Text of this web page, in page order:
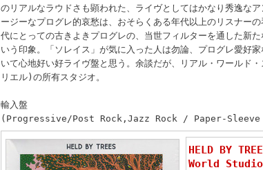
のリアルなラウドさも顕われた、ライヴとしてはかなり秀逸な
ージーなプログレ的哀愁は、おそらくある年代以上のリスナー
代にとっての古きよきプログレの、当世フィルターを通した新
いう印象。「ソレイス」が気に入った人は勿論、プログレ愛好
いて心地好い好ライヴ盤と思う。余談だが、リアル・ワールド
リエル)の所有スタジオ。
輸入盤
(Progressive/Post Rock,Jazz Rock / Paper-Sleeve
HELD BY
World